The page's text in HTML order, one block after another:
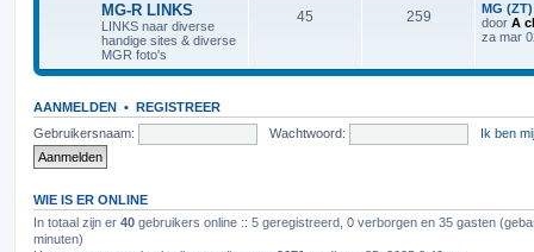
MG-R LINKS
LINKS naar diverse
handige sites & diverse
MGR foto's
45 259
MG
door A
za mar
AANMELDEN • REGISTREER
Gebruikersnaam:
Wachtwoord: Ik ben
WIE IS ER ONLINE
In totaal zijn er 40 gebruikers online :: 5 geregistreerd, 0 verborgen en 35 gasten
minuten)